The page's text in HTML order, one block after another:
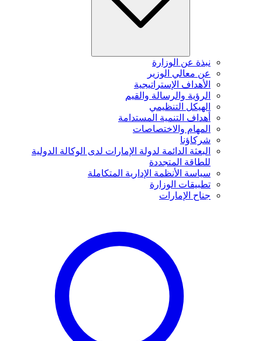
نبذة عن الوزارة
عن معالي الوزير
الأهداف الإستراتيجية
الرؤية والرسالة والقيم
الهيكل التنظيمي
أهداف التنمية المستدامة
المهام والاختصاصات
شركاؤنا
البعثة الدائمة لدولة الإمارات لدى الوكالة الدولية
للطاقة المتجددة
سياسة الأنظمة الإدارية المتكاملة
تطبيقات الوزارة
جناح الإمارات